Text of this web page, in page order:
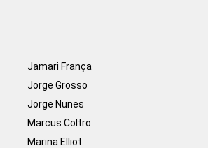
Jamari França
Jorge Grosso
Jorge Nunes
Marcus Coltro
Marina Elliot